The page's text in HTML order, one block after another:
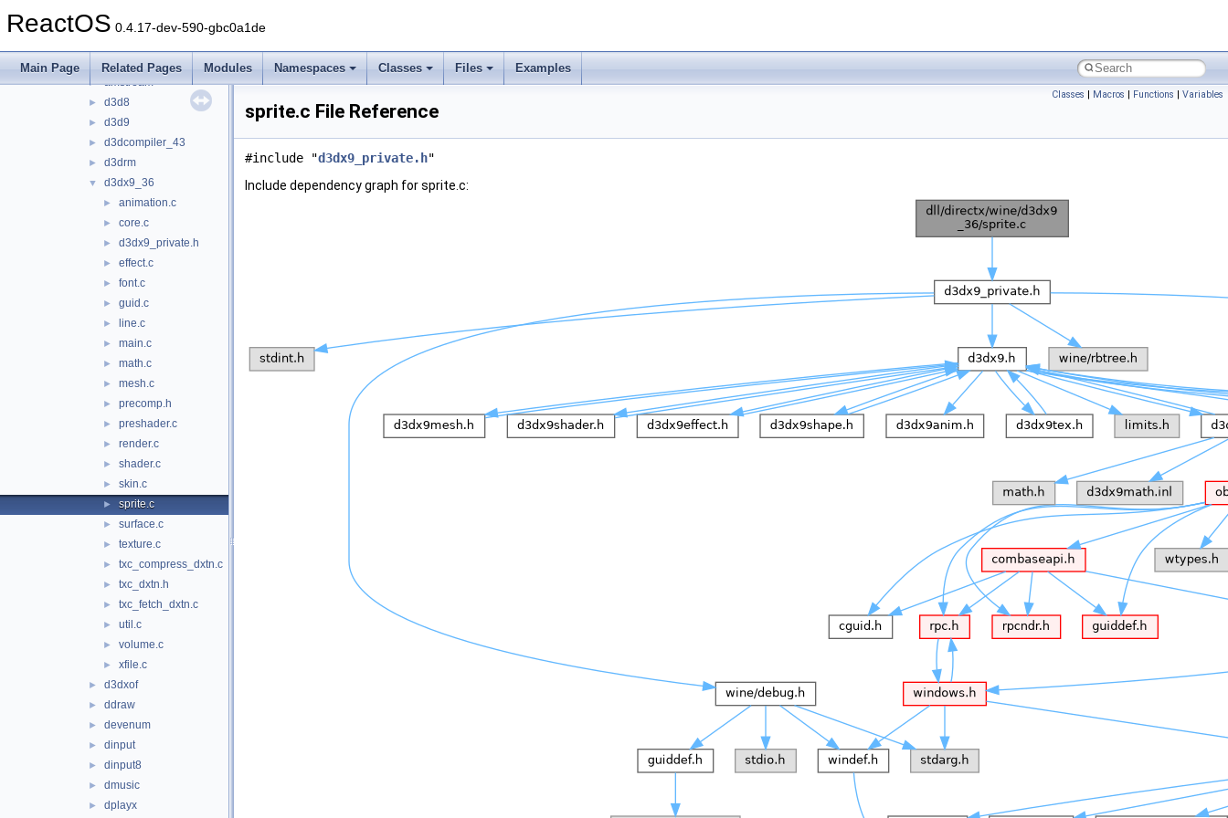
ReactOS 0.4.17-dev-590-gbc0a1de
Main Page Related Pages Modules Namespaces Classes Files Examples
► msdvbnp
wine
► amstream
► d3d8
► d3d9
► d3dcompiler_43
► d3drm
▼ d3dx9_36
► animation.c
► core.c
► d3dx9_private.h
► effect.c
► font.c
► guid.c
► line.c
► main.c
► math.c
► mesh.c
► precomp.h
► preshader.c
► render.c
► shader.c
► skin.c
► sprite.c
► surface.c
► texture.c
► txc_compress_dxtn.c
► txc_dxtn.h
► txc_fetch_dxtn.c
► util.c
► volume.c
► xfile.c
► d3dxof
► ddraw
► devenum
► dinput
► dinput8
► dmusic
► dplayx
Classes | Macros | Functions | Variables
sprite.c File Reference
#include "d3dx9_private.h"
Include dependency graph for sprite.c: